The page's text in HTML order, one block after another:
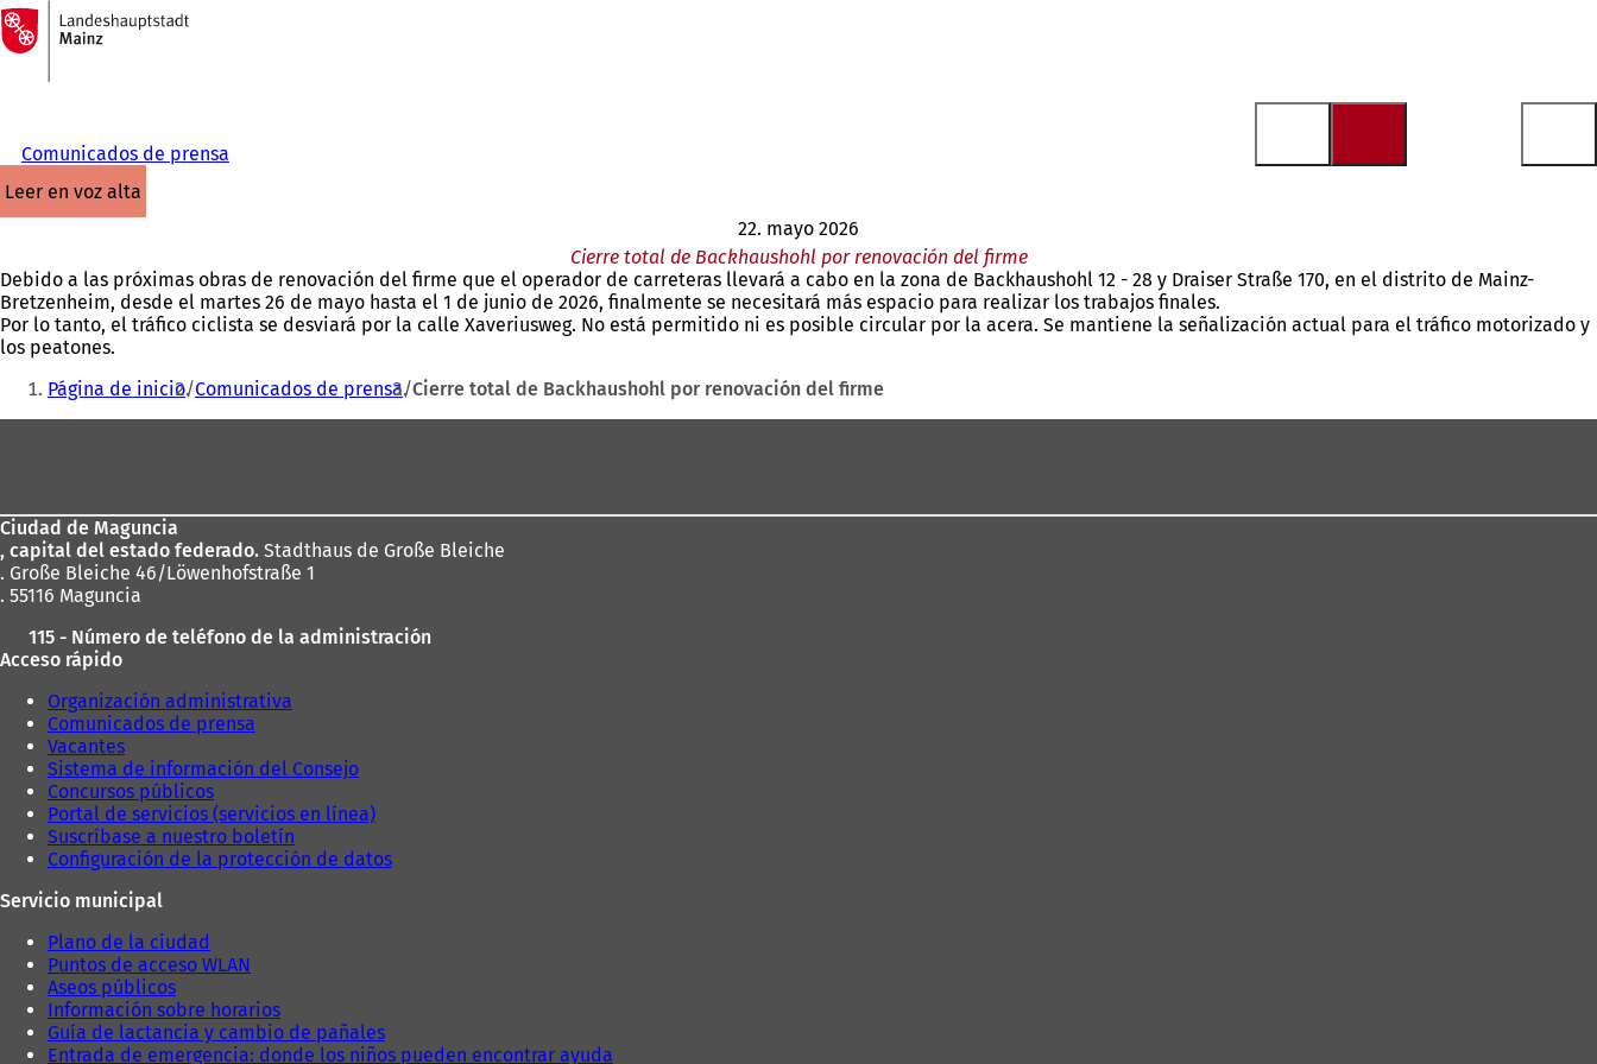
Saltar al contenido
A
la
página
Comunicados de prensa
leer en voz alta
22. mayo 2026
Cierre total de Backhaushohl por renovación del firme
Debido a las próximas obras de renovación del firme que el operador de carreteras llevará a cabo en la zona de Backhaushohl 12 - 28 y Draiser Straße 170, en el distrito de Mainz-
Bretzenheim, desde el martes 26 de mayo hasta el 1 de junio de 2026, finalmente se necesitará más espacio para realizar los trabajos finales.
Por lo tanto, el tráfico ciclista se desviará por la calle Xaveriusweg. No está permitido ni es posible circular por la acera. Se mantiene la señalización actual para el tráfico motorizado y
los peatones.
Estás
aquí:
Página de inicio Comunicados de prensa Cierre total de Backhaushohl por renovación del firme
pies
Ciudad de Maguncia
, capital del estado federado. Stadthaus de Große Bleiche
. Große Bleiche 46/Löwenhofstraße 1
. 55116 Maguncia
115 - Número de teléfono de la administración
Acceso rápido
Organización administrativa
Comunicados de prensa
Vacantes
Sistema de información del Consejo
Concursos públicos
Portal de servicios (servicios en línea)
Suscríbase a nuestro boletín
Configuración de la protección de datos
Servicio municipal
Plano de la ciudad
Puntos de acceso WLAN
Aseos públicos
Información sobre horarios
Guía de lactancia y cambio de pañales
Entrada de emergencia: donde los niños pueden encontrar ayuda